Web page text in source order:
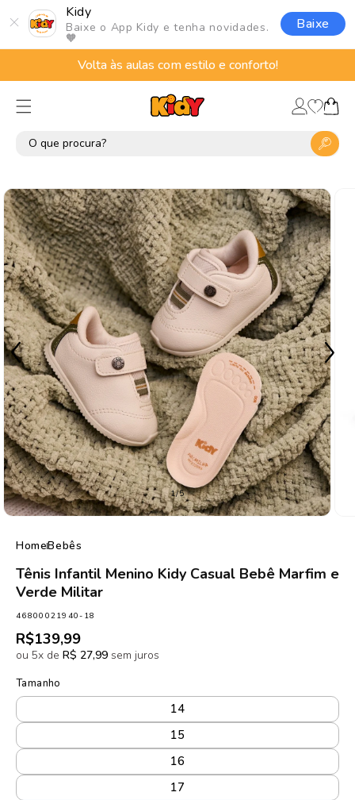
Kidy
Baixe o App Kidy e tenha novidades.
🧡
Baixe
para o
conteúdo
Volta às aulas com estilo e conforto!
Fazer
login
Lista
deCarrinho
as
informações
do produto
1/de
5
HomeBebês
Tênis Infantil Menino Kidy Casual Bebê Marfim e
Verde Militar
SKU:
46800021940-18
Preço
normal
R$139,99
ou 5x de R$ 27,99 sem juros
Tamanho
14
15
16
17